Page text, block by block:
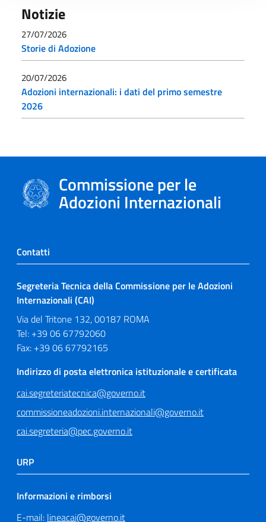
Notizie
27/07/2026
Storie di Adozione
20/07/2026
Adozioni internazionali: i dati del primo semestre
2026
Commissione per le
Adozioni Internazionali
Contatti
Segreteria Tecnica della Commissione per le Adozioni
Internazionali (CAI)
Via del Tritone 132, 00187 ROMA
Tel: +39 06 67792060
Fax: +39 06 67792165
Indirizzo di posta elettronica istituzionale e certificata
cai.segreteriatecnica@governo.it
commissioneadozioni.internazionali@governo.it
cai.segreteria@pec.governo.it
URP
Informazioni e rimborsi
E-mail: lineacai@governo.it